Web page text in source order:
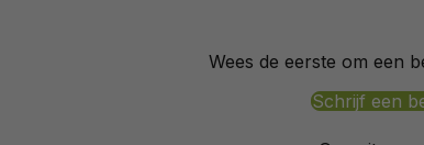
Wees de eerste om een
Schrijf een